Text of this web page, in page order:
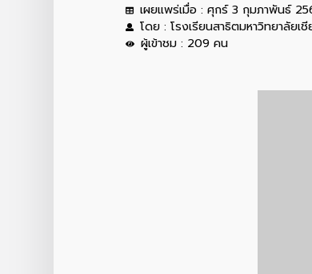
เผยแพร่เมื่อ : ศุกร์ 3 กุมภาพันธ์
โดย : โรงเรียนสาธิตมหาวิทยาลัยเ
ผู้เข้าชม : 209 คน